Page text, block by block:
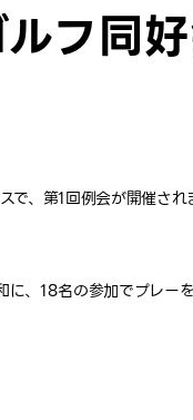
ルフ同
、第1回例会が開催され
、18名の参加でプレーを